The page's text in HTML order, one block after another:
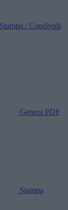
Stampa / Condividi
Genera PDF
Stampa